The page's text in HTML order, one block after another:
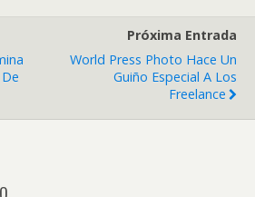
Próxima Entrada
World Press Photo Hace Un
Guiño Especial A Los
Freelance